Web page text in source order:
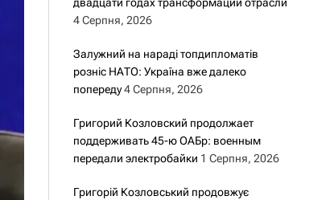
4 Серпня, 2026
Залужний на нараді топдипломатів
розніс НАТО: Україна вже далеко
попереду 4 Серпня, 2026
Григорий Козловский продолжает
поддерживать 45-ю ОАБр: военным
передали электробайки 1 Серпня, 2026
Григорій Козловський продовжує